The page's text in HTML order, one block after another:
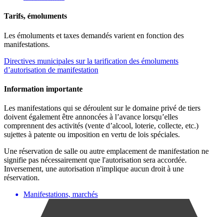
Tarifs, émoluments
Les émoluments et taxes demandés varient en fonction des
manifestations.
Directives municipales sur la tarification des émoluments
d’autorisation de manifestation
Information importante
Les manifestations qui se déroulent sur le domaine privé de tiers
doivent également être annoncées à l’avance lorsqu’elles
comprennent des activités (vente d’alcool, loterie, collecte, etc.)
sujettes à patente ou imposition en vertu de lois spéciales.
Une réservation de salle ou autre emplacement de manifestation ne
signifie pas nécessairement que l'autorisation sera accordée.
Inversement, une autorisation n'implique aucun droit à une
réservation.
Manifestations, marchés